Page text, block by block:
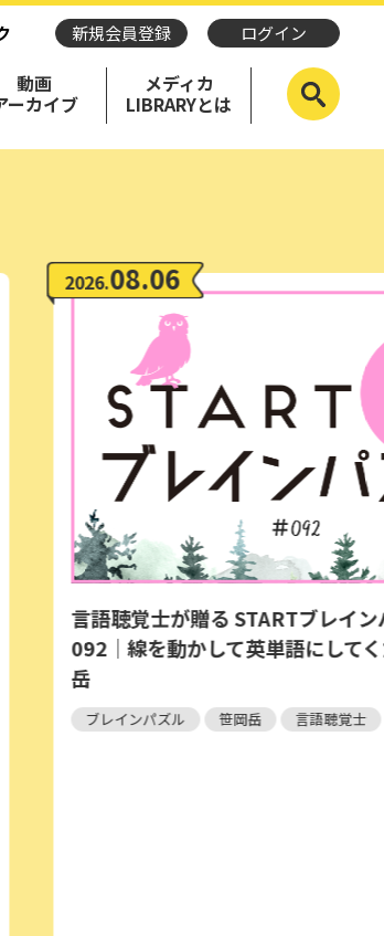
新規会員登録 ログイン
動画
ーカイブ
メディカ
LIBRARYとは
ズル：Re｜＃
さい。 ｜笹岡
2026.08.06
VAD患者さんへ
FitNs.NEWS＃
FitNs.
循環器疾